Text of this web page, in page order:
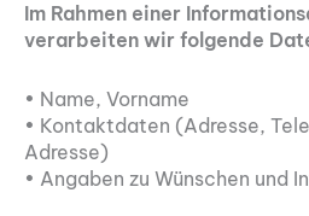
Im Rahmen einer
verarbeiten wir folgende
• Name, Vorname
• Kontaktdaten (Adresse,
Adresse)
• Angaben zu Wünschen und